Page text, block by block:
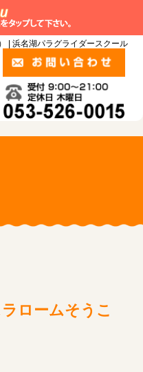
| 浜名湖パラグライダースクール
ロームそうこ